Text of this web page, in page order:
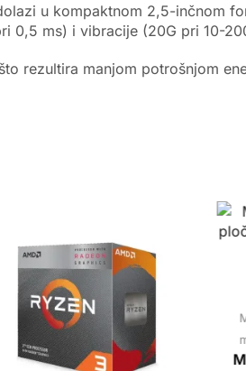
u kompaktnom 2,5-inčnom
0,5 ms) i vibracije (20G pri 10-
rezultira manjom potrošnjom